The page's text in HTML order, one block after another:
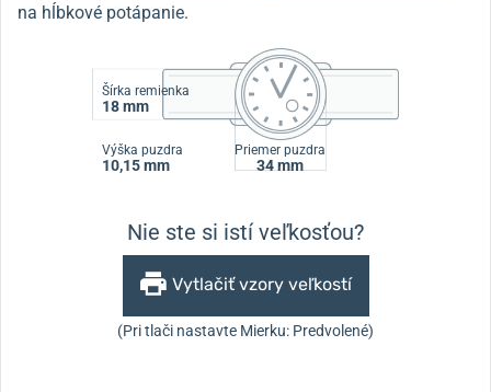
na hĺbkové potápanie.
Šírka remienka
18 mm
Výška puzdra
10,15 mm
Priemer puzdra
34 mm
Nie ste si istí veľkosťou?
Vytlačiť vzory veľkostí
(Pri tlači nastavte Mierku: Predvolené)